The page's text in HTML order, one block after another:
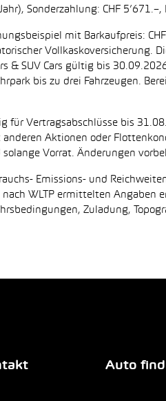
Sonderzahlung: CHF
mit Barkaufpreis:
Vollkaskoversicherung.
& SUV Cars gültig bis
bis zu drei Fahrzeugen.
für Vertragsabschlüsse bis
Aktionen oder
Vorrat. Änderungen
Emissions- und
nach WLTP ermittelten
Zuladung,
Auto